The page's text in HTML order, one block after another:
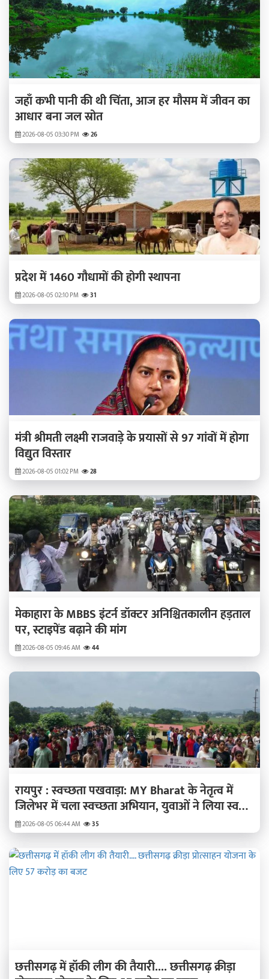
जहाँ कभी पानी की थी चिंता, आज हर मौसम में जीवन का
आधार बना जल स्रोत
2026-08-05 03:30 PM 26
प्रदेश में 1460 गौधामों की होगी स्थापना
2026-08-05 02:10 PM 31
मंत्री श्रीमती लक्ष्मी राजवाड़े के प्रयासों से 97 गांवों में होगा
विद्युत विस्तार
2026-08-05 01:02 PM 28
मेकाहारा के MBBS इंटर्न डॉक्टर अनिश्चितकालीन हड़ताल
पर, स्टाइपेंड बढ़ाने की मांग
2026-08-05 09:46 AM 44
रायपुर : स्वच्छता पखवाड़ा: MY Bharat के नेतृत्व में
जिलेभर में चला स्वच्छता अभियान, युवाओं ने लिया स्वच्छ
भारत का संकल्प
2026-08-05 06:44 AM 35
छत्तीसगढ़ में हॉकी लीग की तैयारी.... छत्तीसगढ़ क्रीड़ा